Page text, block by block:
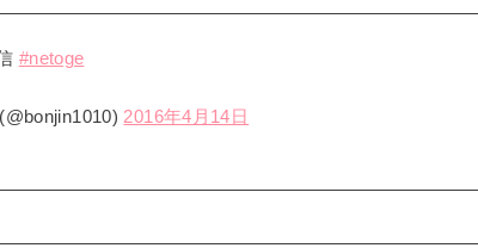
#netoge
2016年4月14日